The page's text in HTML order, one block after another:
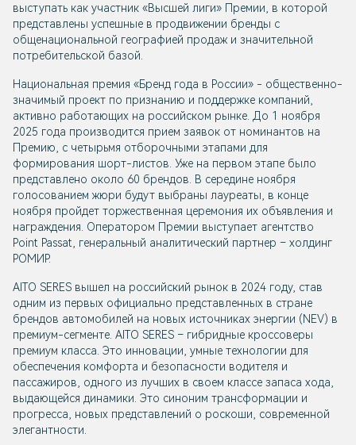
выступать как участник «Высшей лиги» Премии, в которой
представлены успешные в продвижении бренды с
общенациональной географией продаж и значительной
потребительской базой.
Национальная премия «Бренд года в России» - общественно-
значимый проект по признанию и поддержке компаний,
активно работающих на российском рынке. До 1 ноября
2025 года производится прием заявок от номинантов на
Премию, с четырьмя отборочными этапами для
формирования шорт-листов. Уже на первом этапе было
представлено около 60 брендов. В середине ноября
голосованием жюри будут выбраны лауреаты, в конце
ноября пройдет торжественная церемония их объявления и
награждения. Оператором Премии выступает агентство
Point Passat, генеральный аналитический партнер – холдинг
РОМИР.
AITO SERES вышел на российский рынок в 2024 году, став
одним из первых официально представленных в стране
брендов автомобилей на новых источниках энергии (NEV) в
премиум-сегменте. AITO SERES – гибридные кроссоверы
премиум класса. Это инновации, умные технологии для
обеспечения комфорта и безопасности водителя и
пассажиров, одного из лучших в своем классе запаса хода,
выдающейся динамики. Это синоним трансформации и
прогресса, новых представлений о роскоши, современной
элегантности.